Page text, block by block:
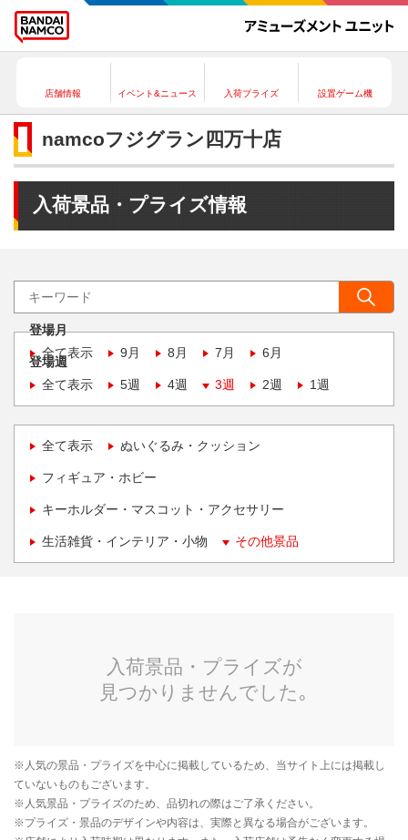
店舗情報 イベント&ニュース 入荷プライズ 設置ゲーム機
namcoフジグラン四万十店
入荷景品・プライズ情報
登場月
全て表示
9月 8月 7月 6月
登場週
全て表示
5週 4週 3週 2週 1週
全て表示 ぬいぐるみ・クッション
フィギュア・ホビー
キーホルダー・マスコット・アクセサリー
生活雑貨・インテリア・小物 その他景品